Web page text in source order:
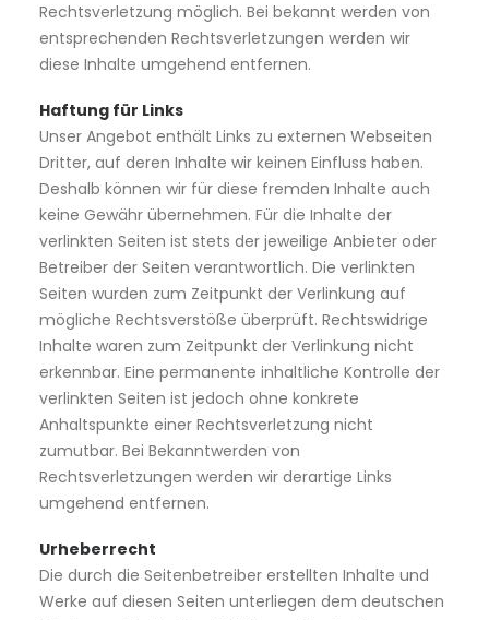
Rechtsverletzung möglich. Bei bekannt werden von
entsprechenden Rechtsverletzungen werden wir
diese Inhalte umgehend entfernen.
Haftung für Links
Unser Angebot enthält Links zu externen Webseiten
Dritter, auf deren Inhalte wir keinen Einfluss haben.
Deshalb können wir für diese fremden Inhalte auch
keine Gewähr übernehmen. Für die Inhalte der
verlinkten Seiten ist stets der jeweilige Anbieter oder
Betreiber der Seiten verantwortlich. Die verlinkten
Seiten wurden zum Zeitpunkt der Verlinkung auf
mögliche Rechtsverstöße überprüft. Rechtswidrige
Inhalte waren zum Zeitpunkt der Verlinkung nicht
erkennbar. Eine permanente inhaltliche Kontrolle der
verlinkten Seiten ist jedoch ohne konkrete
Anhaltspunkte einer Rechtsverletzung nicht
zumutbar. Bei Bekanntwerden von
Rechtsverletzungen werden wir derartige Links
umgehend entfernen.
Urheberrecht
Die durch die Seitenbetreiber erstellten Inhalte und
Werke auf diesen Seiten unterliegen dem deutschen